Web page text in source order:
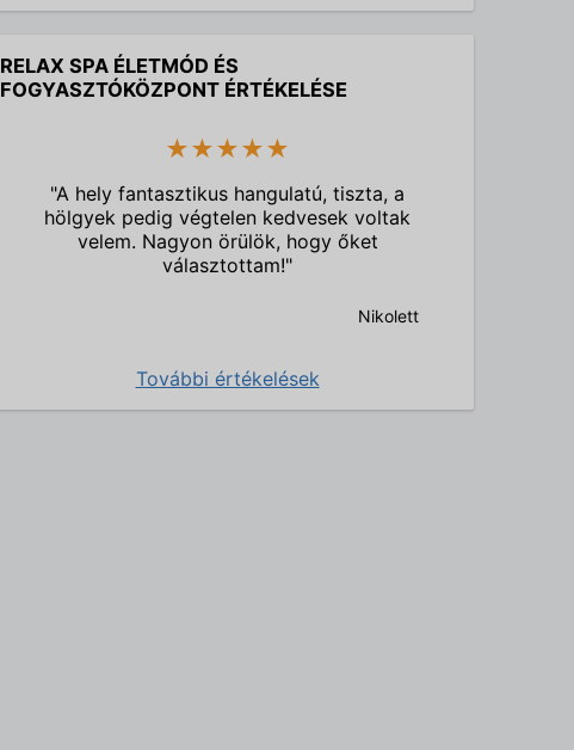
RELAX SPA ÉLETMÓD ÉS
FOGYASZTÓKÖZPONT ÉRTÉKELÉSE
★★★★★
"A hely fantasztikus hangulatú, tiszta, a
hölgyek pedig végtelen kedvesek voltak
velem. Nagyon örülök, hogy őket
választottam!"
Nikolett
További értékelések